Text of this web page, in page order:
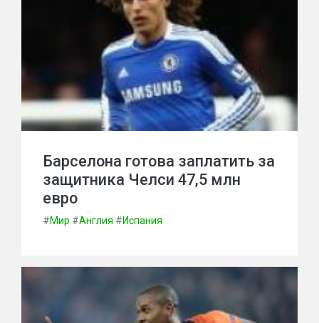
Барселона готова заплатить за
защитника Челси 47,5 млн
евро
#Мир #Англия #Испания